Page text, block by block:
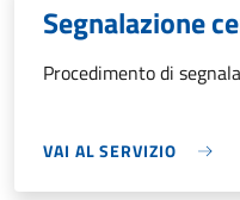
Segnalazione
Procedimento di
VAI AL SERVIZIO